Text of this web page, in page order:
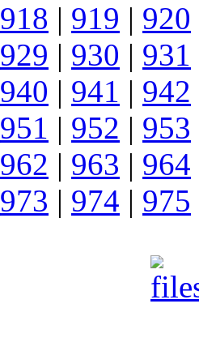
918 | 919 | 920
929 | 930 | 931
940 | 941 | 942
951 | 952 | 953
962 | 963 | 964
973 | 974 | 975